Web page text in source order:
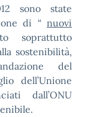
sono state
di “ nuovi
soprattutto
sostenibilità,
del
dell’Unione
dall’ONU